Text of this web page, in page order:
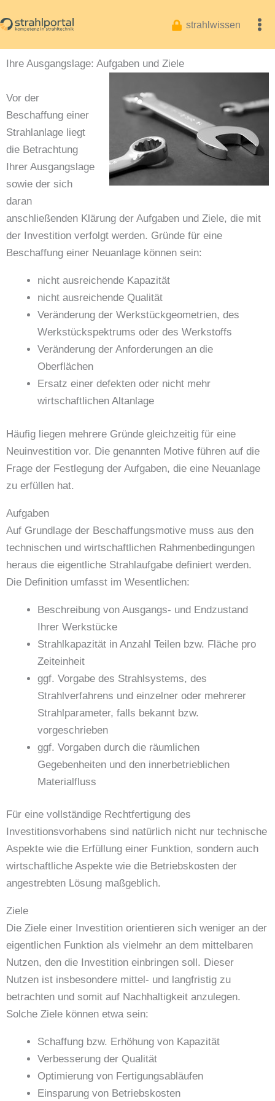
Inhalt
strahlwissen
Ihre Ausgangslage: Aufgaben und Ziele
Vor der
Beschaffung einer
Strahlanlage liegt
die Betrachtung
Ihrer Ausgangslage
sowie der sich
daran
anschließenden Klärung der Aufgaben und Ziele, die mit
der Investition verfolgt werden. Gründe für eine
Beschaffung einer Neuanlage können sein:
nicht ausreichende Kapazität
nicht ausreichende Qualität
Veränderung der Werkstückgeometrien, des
Werkstückspektrums oder des Werkstoffs
Veränderung der Anforderungen an die
Oberflächen
Ersatz einer defekten oder nicht mehr
wirtschaftlichen Altanlage
Häufig liegen mehrere Gründe gleichzeitig für eine
Neuinvestition vor. Die genannten Motive führen auf die
Frage der Festlegung der Aufgaben, die eine Neuanlage
zu erfüllen hat.
Aufgaben
Auf Grundlage der Beschaffungsmotive muss aus den
technischen und wirtschaftlichen Rahmenbedingungen
heraus die eigentliche Strahlaufgabe definiert werden.
Die Definition umfasst im Wesentlichen:
Beschreibung von Ausgangs- und Endzustand
Ihrer Werkstücke
Strahlkapazität in Anzahl Teilen bzw. Fläche pro
Zeiteinheit
ggf. Vorgabe des Strahlsystems, des
Strahlverfahrens und einzelner oder mehrerer
Strahlparameter, falls bekannt bzw.
vorgeschrieben
ggf. Vorgaben durch die räumlichen
Gegebenheiten und den innerbetrieblichen
Materialfluss
Für eine vollständige Rechtfertigung des
Investitionsvorhabens sind natürlich nicht nur technische
Aspekte wie die Erfüllung einer Funktion, sondern auch
wirtschaftliche Aspekte wie die Betriebskosten der
angestrebten Lösung maßgeblich.
Ziele
Die Ziele einer Investition orientieren sich weniger an der
eigentlichen Funktion als vielmehr an dem mittelbaren
Nutzen, den die Investition einbringen soll. Dieser
Nutzen ist insbesondere mittel- und langfristig zu
betrachten und somit auf Nachhaltigkeit anzulegen.
Solche Ziele können etwa sein:
Schaffung bzw. Erhöhung von Kapazität
Verbesserung der Qualität
Optimierung von Fertigungsabläufen
Einsparung von Betriebskosten